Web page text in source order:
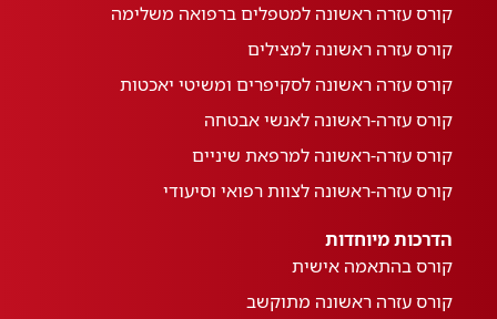
קורס עזרה ראשונה למטפלים ברפואה משלימה
קורס עזרה ראשונה למצילים
קורס עזרה ראשונה לסקיפרים ומשיטי יאכטות
קורס עזרה-ראשונה לאנשי אבטחה
קורס עזרה-ראשונה למרפאת שיניים
קורס עזרה-ראשונה לצוות רפואי וסיעודי
הדרכות מיוחדות
קורס בהתאמה אישית
קורס עזרה ראשונה מתוקשב